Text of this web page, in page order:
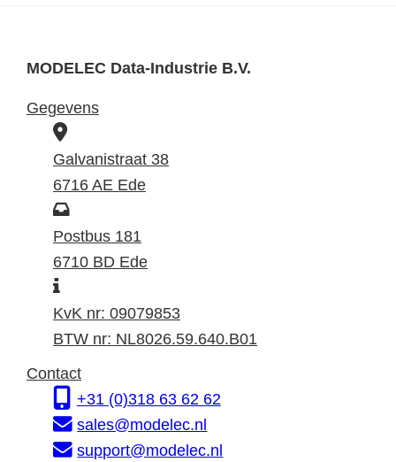
MODELEC Data-Industrie B.V.
Gegevens
B
e
z
o
e
k
d
r
s
Galvanistraat 38
6716 AE Ede
P
o
s
a
d
e
s
Postbus 181
6710 BD Ede
I
n
f
r
m
a
KvK nr: 09079853
BTW nr: NL8026.59.640.B01
Contact
+31 (0)318 63 62 62
sales@modelec.nl
support@modelec.nl